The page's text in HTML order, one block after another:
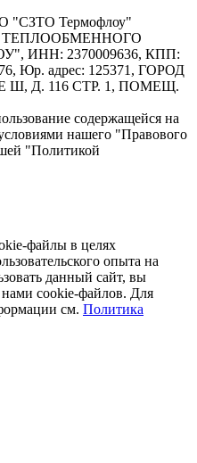
"СЗТО Термофлоу"
ИНН: 2370009636, КПП:
Юр. адрес: 125371, ГОРОД
Д. 116 СТР. 1, ПОМЕЩ.
содержащейся на
нашего "Правового
"Политикой
файлы в целях
опыта на
данный сайт, вы
нами cookie-файлов. Для
см. Политика